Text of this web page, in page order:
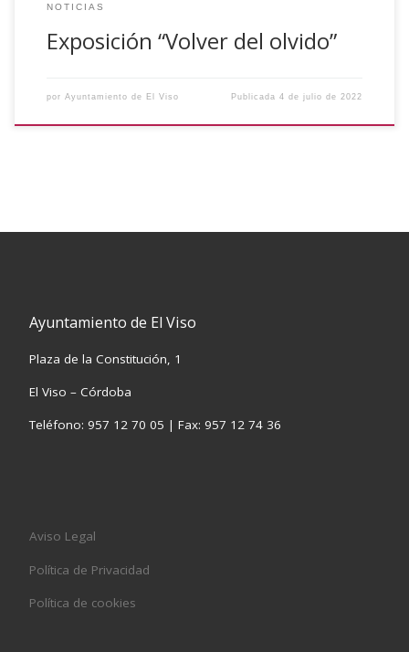
NOTICIAS
Exposición “Volver del olvido”
por Ayuntamiento de El Viso Publicada4 de julio de 2022
Ayuntamiento de El Viso
Plaza de la Constitución, 1
El Viso – Córdoba
Teléfono: 957 12 70 05 | Fax: 957 12 74 36
Aviso Legal
Política de Privacidad
Política de cookies